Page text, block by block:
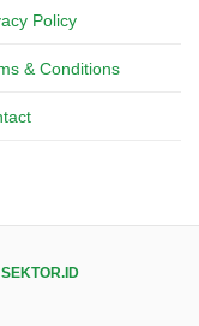
Policy
& Conditions
SEKTOR.ID